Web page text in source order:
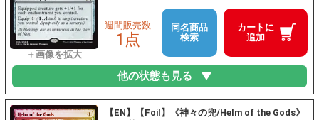
カートに
追加
週間販売数
1点
同名商品
検索
他の状態も見る
【EN】【Foil】《神々の兜/Helm of the Gods》